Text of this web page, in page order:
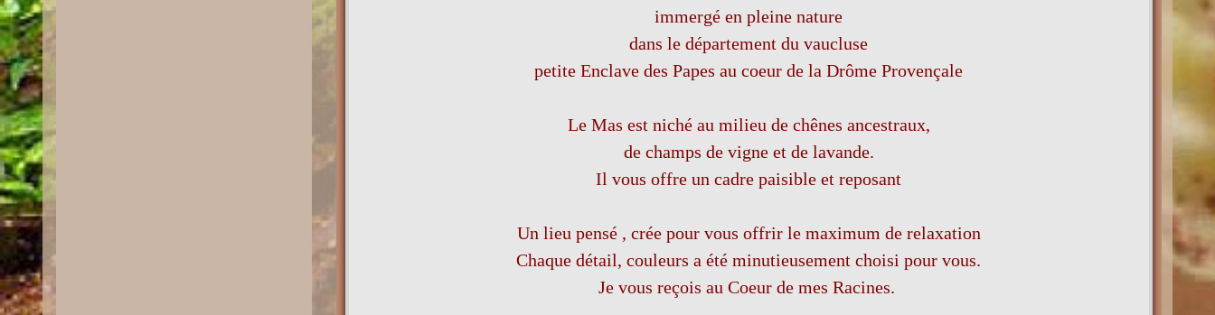
immergé en pleine nature
dans le département du vaucluse
petite Enclave des Papes au coeur de la Drôme Provençale
Le Mas est niché au milieu de chênes ancestraux,
de champs de vigne et de lavande.
Il vous offre un cadre paisible et reposant
Un lieu pensé , crée pour vous offrir le maximum de relaxation
Chaque détail, couleurs a été minutieusement choisi pour vous.
Je vous reçois au Coeur de mes Racines.